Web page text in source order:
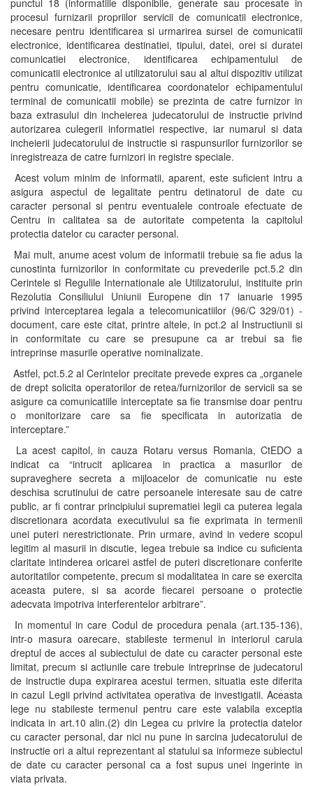
punctul 18 (informatiile disponibile, generate sau procesate in
procesul furnizarii propriilor servicii de comunicatii electronice,
necesare pentru identificarea si urmarirea sursei de comunicatii
electronice, identificarea destinatiei, tipului, datei, orei si duratei
comunicatiei electronice, identificarea echipamentului de
comunicatii electronice al utilizatorului sau al altui dispozitiv utilizat
pentru comunicatie, identificarea coordonatelor echipamentului
terminal de comunicatii mobile) se prezinta de catre furnizor in
baza extrasului din incheierea judecatorului de instructie privind
autorizarea culegerii informatiei respective, iar numarul si data
incheierii judecatorului de instructie si raspunsurilor furnizorilor se
inregistreaza de catre furnizori in registre speciale.
Acest volum minim de informatii, aparent, este suficient intru a
asigura aspectul de legalitate pentru detinatorul de date cu
caracter personal si pentru eventualele controale efectuate de
Centru in calitatea sa de autoritate competenta la capitolul
protectia datelor cu caracter personal.
Mai mult, anume acest volum de informatii trebuie sa fie adus la
cunostinta furnizorilor in conformitate cu prevederile pct.5.2 din
Cerintele si Regulile Internationale ale Utilizatorului, instituite prin
Rezolutia Consiliului Uniunii Europene din 17 ianuarie 1995
privind interceptarea legala a telecomunicatiilor (96/C 329/01) -
document, care este citat, printre altele, in pct.2 al Instructiunii si
in conformitate cu care se presupune ca ar trebui sa fie
intreprinse masurile operative nominalizate.
Astfel, pct.5.2 al Cerintelor precitate prevede expres ca „organele
de drept solicita operatorilor de retea/furnizorilor de servicii sa se
asigure ca comunicatiile interceptate sa fie transmise doar pentru
o monitorizare care sa fie specificata in autorizatia de
interceptare.”
La acest capitol, in cauza Rotaru versus Romania, CtEDO a
indicat ca “intrucit aplicarea in practica a masurilor de
supraveghere secreta a mijloacelor de comunicatie nu este
deschisa scrutinului de catre persoanele interesate sau de catre
public, ar fi contrar principiului suprematiei legii ca puterea legala
discretionara acordata executivului sa fie exprimata in termenii
unei puteri nerestrictionate. Prin urmare, avind in vedere scopul
legitim al masurii in discutie, legea trebuie sa indice cu suficienta
claritate intinderea oricarei astfel de puteri discretionare conferite
autoritatilor competente, precum si modalitatea in care se exercita
aceasta putere, si sa acorde fiecarei persoane o protectie
adecvata impotriva interferentelor arbitrare”.
In momentul in care Codul de procedura penala (art.135-136),
intr-o masura oarecare, stabileste termenul in interiorul caruia
dreptul de acces al subiectului de date cu caracter personal este
limitat, precum si actiunile care trebuie intreprinse de judecatorul
de instructie dupa expirarea acestui termen, situatia este diferita
in cazul Legii privind activitatea operativa de investigatii. Aceasta
lege nu stabileste termenul pentru care este valabila exceptia
indicata in art.10 alin.(2) din Legea cu privire la protectia datelor
cu caracter personal, dar nici nu pune in sarcina judecatorului de
instructie ori a altui reprezentant al statului sa informeze subiectul
de date cu caracter personal ca a fost supus unei ingerinte in
viata privata.